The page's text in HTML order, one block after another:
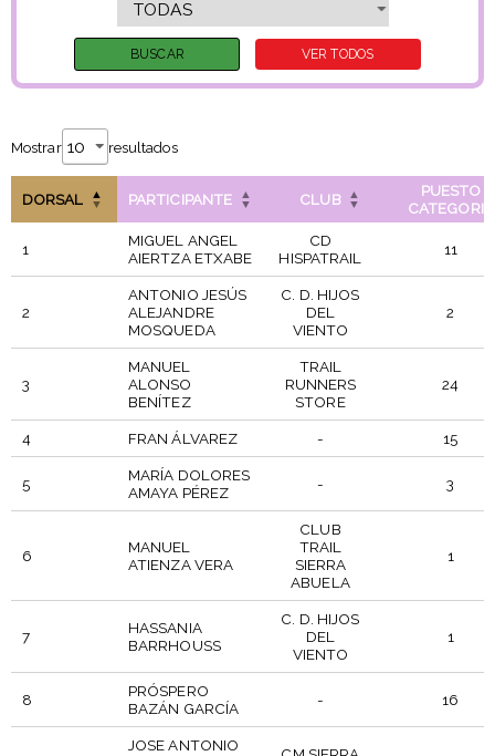
Mostrar resultados
DORSAL PARTICIPANTE CLUB
PUESTO
CATEGORIA
1
MIGUEL ANGEL
AIERTZA ETXABE
CD
HISPATRAIL
11
2
ANTONIO JESÚS
ALEJANDRE
MOSQUEDA
C. D. HIJOS
DEL
VIENTO
2
3
MANUEL
ALONSO
BENÍTEZ
TRAIL
RUNNERS
STORE
24
4 FRAN ÁLVAREZ - 15
5
MARÍA DOLORES
AMAYA PÉREZ
- 3
6
MANUEL
ATIENZA VERA
CLUB
TRAIL
SIERRA
ABUELA
1
7
HASSANIA
BARRHOUSS
C. D. HIJOS
DEL
VIENTO
1
8
PRÓSPERO
BAZÁN GARCÍA
- 16
JOSE ANTONIO